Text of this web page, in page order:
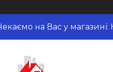
на Вас у